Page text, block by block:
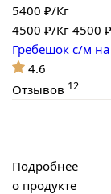
5400 ₽/Кг
4500 ₽/Кг 4500
Гребешок с/м
4.6
Отзывов 12
Подробнее
о продукте